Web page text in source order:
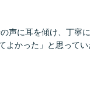
声に耳を傾け、丁寧
よかった」と思って